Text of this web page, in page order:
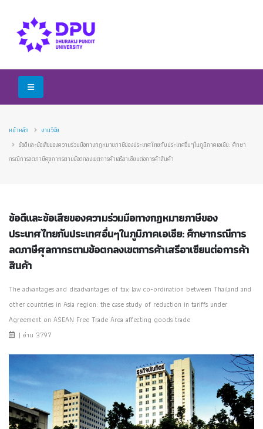
หน้าหลัก
งานวิจัย
ข้อดีและข้อเสียของความร่วมมือทางกฎหมายภาษีของประเทศไทยกับประเทศอื่นๆในภูมิภาคเอเชีย: ศึกษา
กรณีการลดภาษีศุลกากรตามข้อตกลงเขตการค้าเสรีอาเซียนต่อการค้าสินค้า
ข้อดีและข้อเสียของความร่วมมือทางกฎหมายภาษีของ
ประเทศไทยกับประเทศอื่นๆในภูมิภาคเอเชีย: ศึกษากรณีการ
ลดภาษีศุลกากรตามข้อตกลงเขตการค้าเสรีอาเซียนต่อการค้า
สินค้า
The advantages and disadvantages of tax law co-ordination between Thailand and
other countries in Asia region: the case study of reduction in tariffs under
Agreement on ASEAN Free Trade Area affecting goods trade
| อ่าน 3797